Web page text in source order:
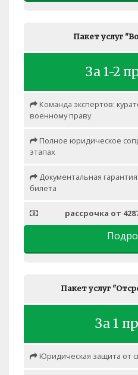
Пакет услуг
За 1-2
Команда экспертов:
военному праву
Полное юридическое
этапах
Документальная
билета
рассрочка от
Пакет услуг
За 1
Юридическая защита от